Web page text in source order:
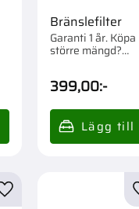
Bränslefilter
Garanti 1 år. Köpa
större mängd?
399,00:-
Lägg till i favoriter